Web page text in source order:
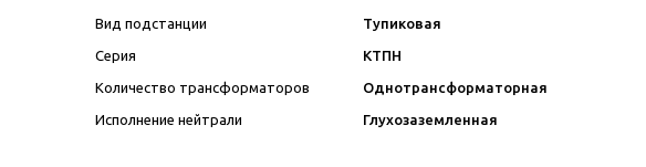
Вид подстанции Тупиковая
Серия КТПН
Количество трансформаторов Однотрансформаторная
Исполнение нейтрали Глухозаземленная